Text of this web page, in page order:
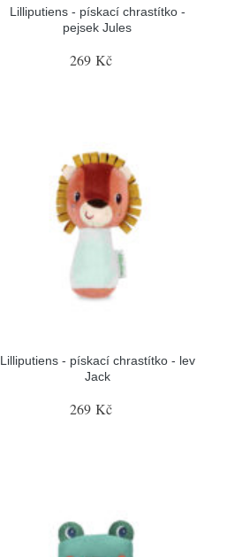
Lilliputiens - pískací chrastítko -
pejsek Jules
269 Kč
Lilliputiens - pískací chrastítko - lev
Jack
269 Kč